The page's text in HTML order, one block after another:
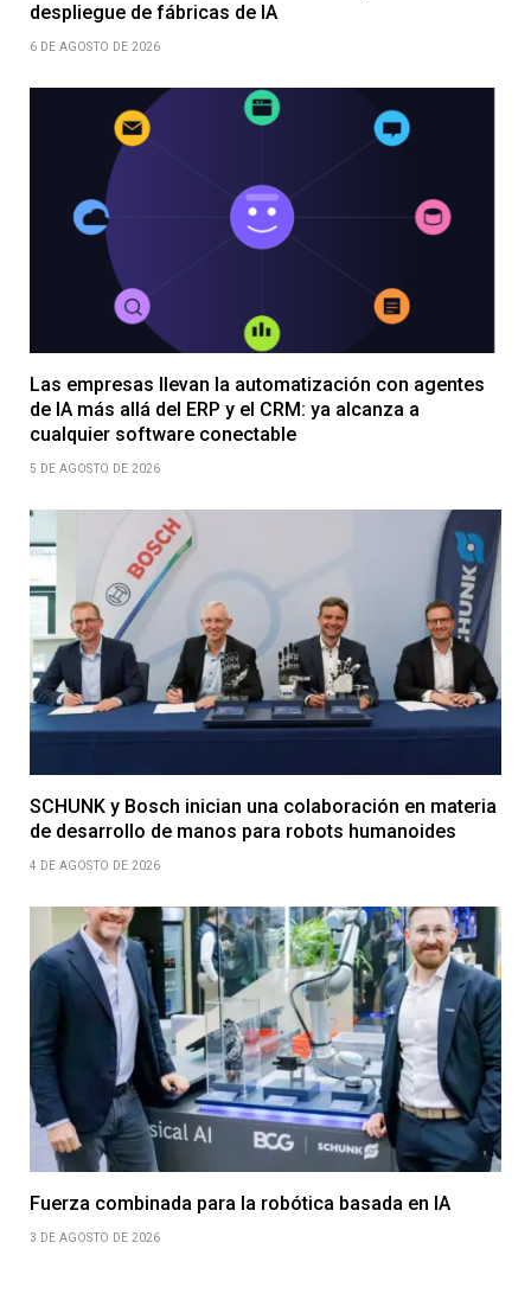
despliegue de fábricas de IA
6 DE AGOSTO DE 2026
Las empresas llevan la automatización con agentes
de IA más allá del ERP y el CRM: ya alcanza a
cualquier software conectable
5 DE AGOSTO DE 2026
SCHUNK y Bosch inician una colaboración en materia
de desarrollo de manos para robots humanoides
4 DE AGOSTO DE 2026
Fuerza combinada para la robótica basada en IA
3 DE AGOSTO DE 2026